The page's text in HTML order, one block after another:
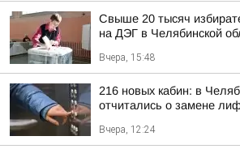
Свыше 20 тысяч
на ДЭГ в Челябинской
Вчера, 15:48
216 новых кабин: в
отчитались о замене
Вчера, 12:24